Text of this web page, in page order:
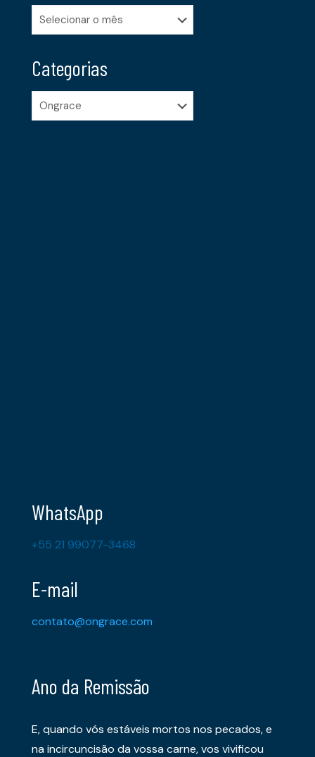
Arquivos
Categorias
Categorias
WhatsApp
+55 21 99077-3468
E-mail
contato@ongrace.com
Ano da Remissão
E, quando vós estáveis mortos nos pecados, e
na incircuncisão da vossa carne, vos vivificou